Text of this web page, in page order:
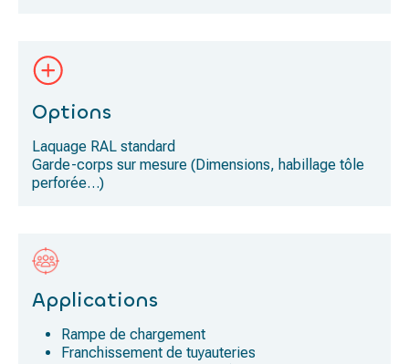
Options
Laquage RAL standard
Garde-corps sur mesure (Dimensions, habillage tôle
perforée…)
Applications
Rampe de chargement
Franchissement de tuyauteries